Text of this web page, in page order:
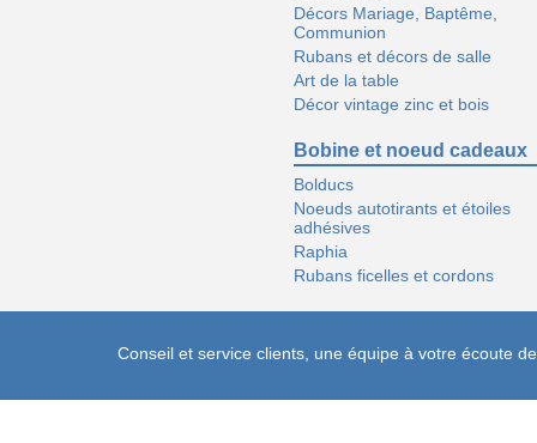
Décors Mariage, Baptême,
Communion
Rubans et décors de salle
Art de la table
Décor vintage zinc et bois
Bobine et noeud cadeaux
Bolducs
Noeuds autotirants et étoiles
adhésives
Raphia
Rubans ficelles et cordons
Conseil et service clients, une équipe à votre écoute